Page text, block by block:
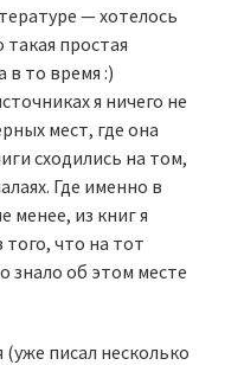
— хотелось
простая
в то время :)
я ничего не
мест, где она
сходились на том,
Где именно в
менее, из книг я
что на тот
знало об этом месте
писал несколько